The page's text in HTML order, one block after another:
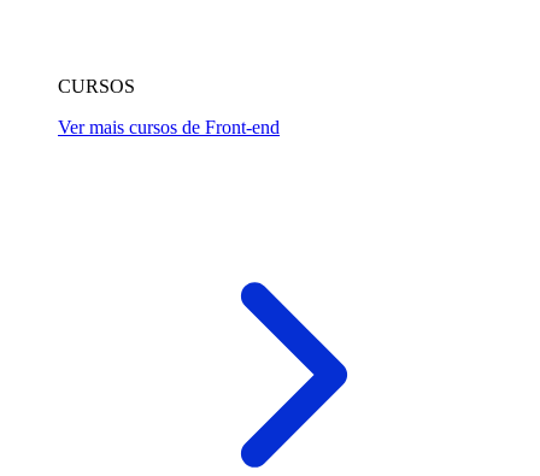
CURSOS
Ver mais cursos de Front-end